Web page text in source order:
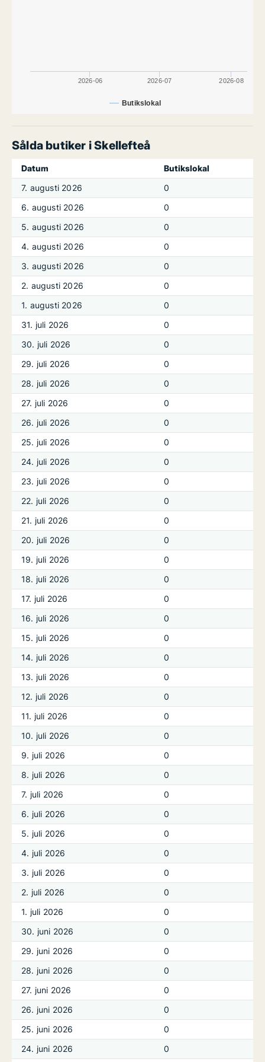
Butikslokal
2026-06 2026-07 2026-08
Sålda butiker i Skellefteå
Datum
Butikslokal
7. augusti 2026
0
6. augusti 2026
0
5. augusti 2026
0
4. augusti 2026
0
3. augusti 2026
0
2. augusti 2026
0
1. augusti 2026
0
31. juli 2026
0
30. juli 2026
0
29. juli 2026
0
28. juli 2026
0
27. juli 2026
0
26. juli 2026
0
25. juli 2026
0
24. juli 2026
0
23. juli 2026
0
22. juli 2026
0
21. juli 2026
0
20. juli 2026
0
19. juli 2026
0
18. juli 2026
0
17. juli 2026
0
16. juli 2026
0
15. juli 2026
0
14. juli 2026
0
13. juli 2026
0
12. juli 2026
0
11. juli 2026
0
10. juli 2026
0
9. juli 2026
0
8. juli 2026
0
7. juli 2026
0
6. juli 2026
0
5. juli 2026
0
4. juli 2026
0
3. juli 2026
0
2. juli 2026
0
1. juli 2026
0
30. juni 2026
0
29. juni 2026
0
28. juni 2026
0
27. juni 2026
0
26. juni 2026
0
25. juni 2026
0
24. juni 2026
0